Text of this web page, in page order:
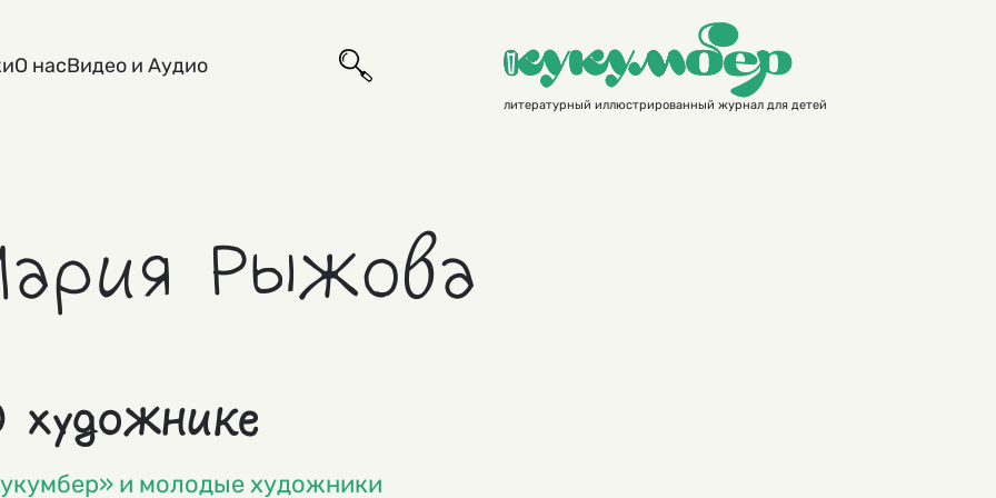
О насВидео и Аудио
литературный иллюстрированный журнал для детей
Рыжова
художнике
и молодые художники